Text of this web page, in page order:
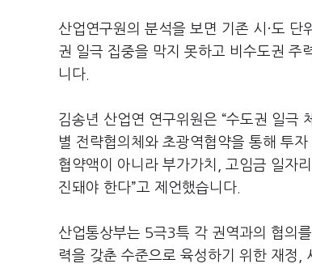
산업연구원의 분석을 보면 기존 시·도
권 일극 집중을 막지 못하고 비수도권 주
니다.
김송년 산업연 연구위원은 “수도권 일극
별 전략협의체와 초광역협약을 통해 투
협약액이 아니라 부가가치, 고임금 일자
진돼야 한다”고 제언했습니다.
산업통상부는 5극3특 각 권역과의 협의
력을 갖춘 수준으로 육성하기 위한 재정